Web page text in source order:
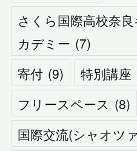
さくら国際高校奈
カデミー (7)
寄付 (9) 特別講座
フリースペース (8)
国際交流(シャオツ